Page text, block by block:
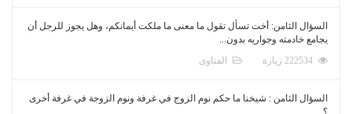
السؤال الثامن: أخت تسأل تقول ما معنى ما ملكت أيمانكم، وهل يجوز للرجل أن
يجامع خادمته وجواريه بدون...
الفتاوى
السؤال الثامن : شيخنا ما حكم نوم الزوج في غرفة ونوم الزوجة في غرفة أخرى
؟